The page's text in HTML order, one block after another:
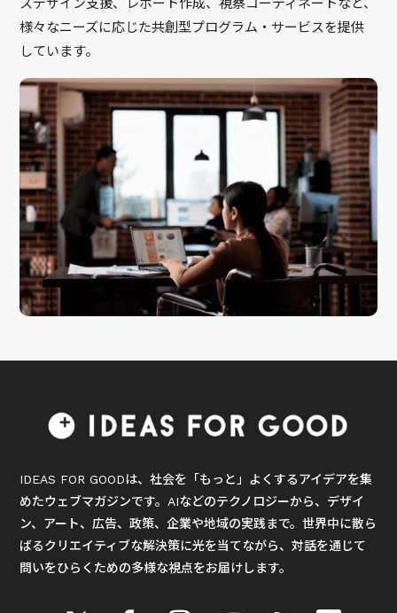
スデザイン支援、レポート作成、視察コーディネートなど、
様々なニーズに応じた共創型プログラム・サービスを提供
しています。
IDEAS FOR GOODは、社会を「もっと」よくするアイデアを集
めたウェブマガジンです。AIなどのテクノロジーから、デザイ
ン、アート、広告、政策、企業や地域の実践まで。世界中に散ら
ばるクリエイティブな解決策に光を当てながら、対話を通じて
問いをひらくための多様な視点をお届けします。